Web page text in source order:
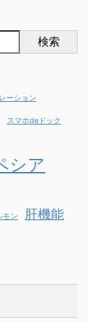
検索
ーション
スマホdeドック
シア
モン 肝機能